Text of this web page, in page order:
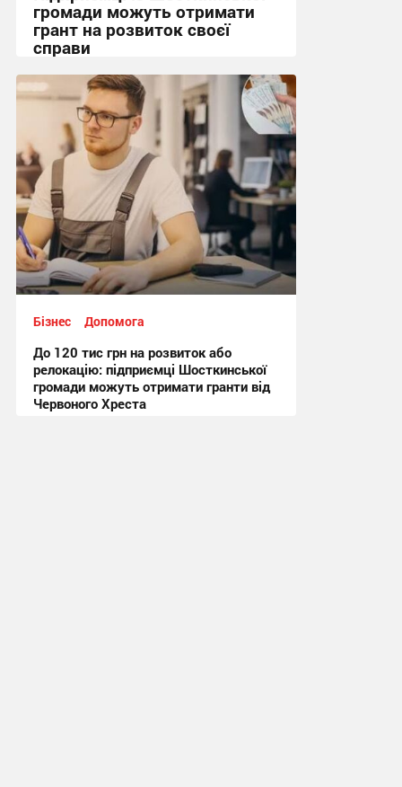
громади можуть отримати
грант на розвиток своєї
справи
13:04, 11.07.2026
Бізнес Допомога
До 120 тис грн на розвиток або
релокацію: підприємці Шосткинської
громади можуть отримати гранти від
Червоного Хреста